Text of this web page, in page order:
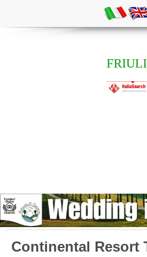
Continental Resort